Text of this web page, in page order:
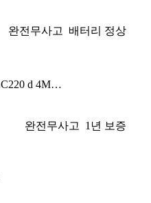
완전무사고
배터리 정상
d 4MATIC 쿠페
완전무사고
1년 보증